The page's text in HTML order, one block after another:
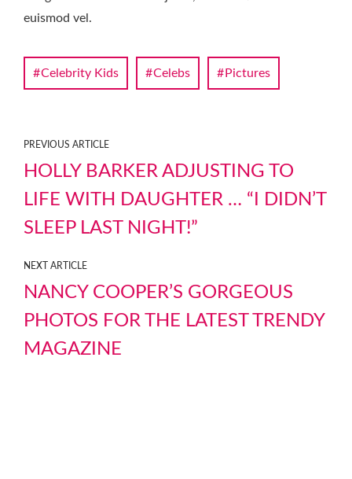
euismod vel.
Celebrity Kids Celebs Pictures
PREVIOUS ARTICLE
HOLLY BARKER ADJUSTING TO
LIFE WITH DAUGHTER … “I DIDN’T
SLEEP LAST NIGHT!”
NEXT ARTICLE
NANCY COOPER’S GORGEOUS
PHOTOS FOR THE LATEST TRENDY
MAGAZINE